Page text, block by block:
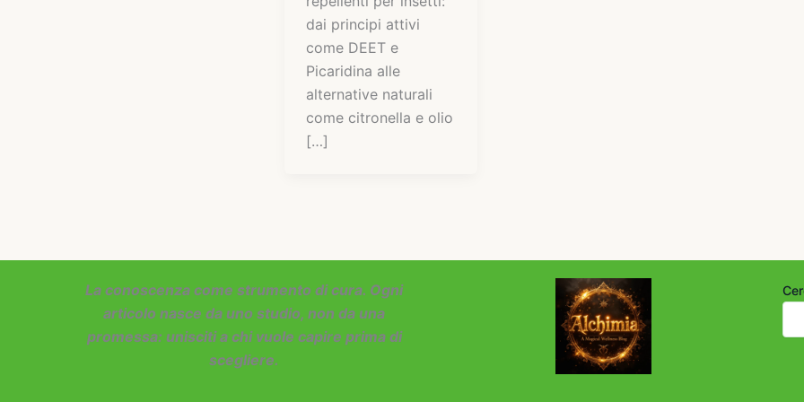
dai principi attivi
come DEET e
Picaridina alle
alternative naturali
come citronella e olio
[…]
La conoscenza come strumento di cura. Ogni
articolo nasce da uno studio, non da una
promessa: unisciti a chi vuole capire prima di
scegliere.